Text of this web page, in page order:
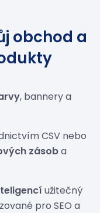
obchod a
, bannery a
CSV nebo
zásoba
užitečný
pro SEO a